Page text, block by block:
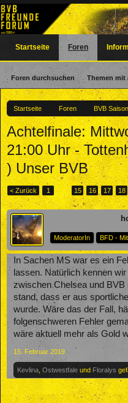
Startseite Foren BVB Saison
Achtelfinale:
21:00 Uhr -
) Unser BVB
< Zurück 1 ← 15 16 17 18
ModeratorIn
BFD -
In Sachen MS war es ein
lassen. Natürlich kennen
zwischen Chelsea und
stand, dass er aus
wurde. Wäre das der Fall,
folgenschweren Fehler
wäre aktuell mehr als Gold
15. Februar 2019
Kevlina Ostwestfale und Floralys
Startseite Foren
Foren durchsuchen Themen mit